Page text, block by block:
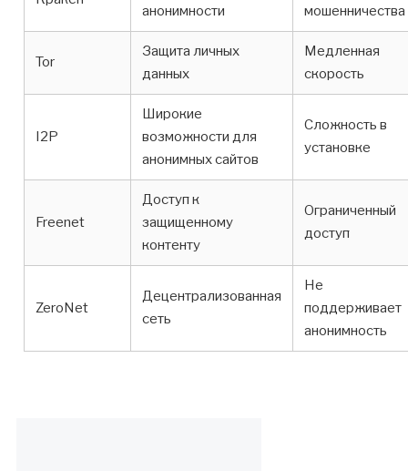
анонимности
мошенничества
Tor
Защита личных
данных
Медленная
скорость
I2P
Широкие
возможности для
анонимных сайтов
Сложность в
установке
Freenet
Доступ к
защищенному
контенту
Ограниченный
доступ
ZeroNet
Децентрализованная
сеть
Не
поддерживает
анонимность